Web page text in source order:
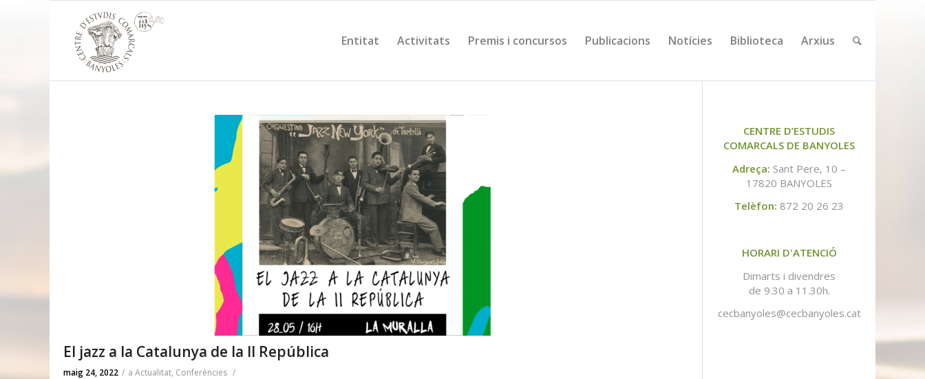
Entitat Activitats Premis i concursos Publicacions Notícies Biblioteca Arxius
El jazz a la Catalunya de la II República
maig 24, 2022 / a Actualitat, Conferències /
CENTRE D’ESTUDIS
COMARCALS DE BANYOLES
Adreça: Sant Pere, 10 –
17820 BANYOLES
Telèfon: 872 20 26 23
HORARI D'ATENCIÓ
Dimarts i divendres
de 9.30 a 11.30h.
cecbanyoles@cecbanyoles.cat